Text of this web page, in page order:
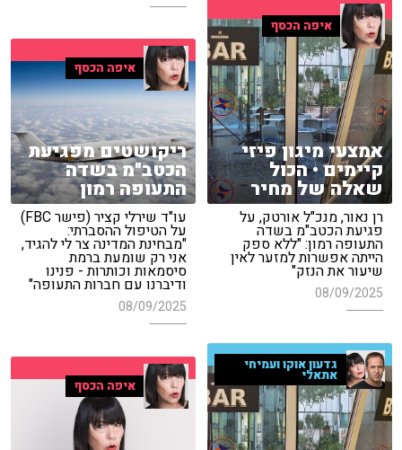
איפה הכסף
אמצעי מיגון פיזי
קיימים • הכול
שאלה של מחיר
רן נאור, מנכ"ל אורטק, על
פגיעת הכטב"מ בשדה
התעופה רמון: "ללא ספק
הייתה אפשרות למזער לאין
שיעור את הנזק"
08/09/2025
איפה הכסף
ריקושטים מפגיעת
הכטב"מ בשדה
התעופה רמון
עו"ד שירלי קציר (פישר FBC)
על הטיפול ההסברתי:
"מבחינת המדינה צר לי להגיד,
אני רק שומעת ברמת
סיסמאות וכותרות - פנינו
ודיברנו עם חברות התעופה"
08/09/2025
גדעון אוקו ועמיחי
אתאלי
איפה הכסף